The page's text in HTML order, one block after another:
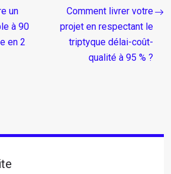
un
à 90
en 2
Comment livrer votre
projet en respectant le
triptyque délai-coût-
qualité à 95 % ?